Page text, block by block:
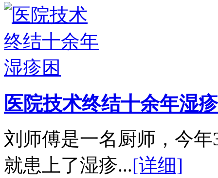
医院技术终结十余年湿
刘师傅是一名厨师，今
就患上了湿疹...[详细]